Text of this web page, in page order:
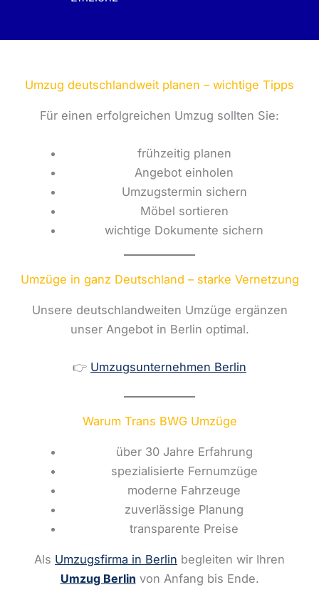
Umzug deutschlandweit planen – wichtige Tipps
Für einen erfolgreichen Umzug sollten Sie:
frühzeitig planen
Angebot einholen
Umzugstermin sichern
Möbel sortieren
wichtige Dokumente sichern
Umzüge in ganz Deutschland – starke Vernetzung
Unsere deutschlandweiten Umzüge ergänzen
unser Angebot in Berlin optimal.
👉 Umzugsunternehmen Berlin
Warum Trans BWG Umzüge
über 30 Jahre Erfahrung
spezialisierte Fernumzüge
moderne Fahrzeuge
zuverlässige Planung
transparente Preise
Als Umzugsfirma in Berlin begleiten wir Ihren
Umzug Berlin von Anfang bis Ende.